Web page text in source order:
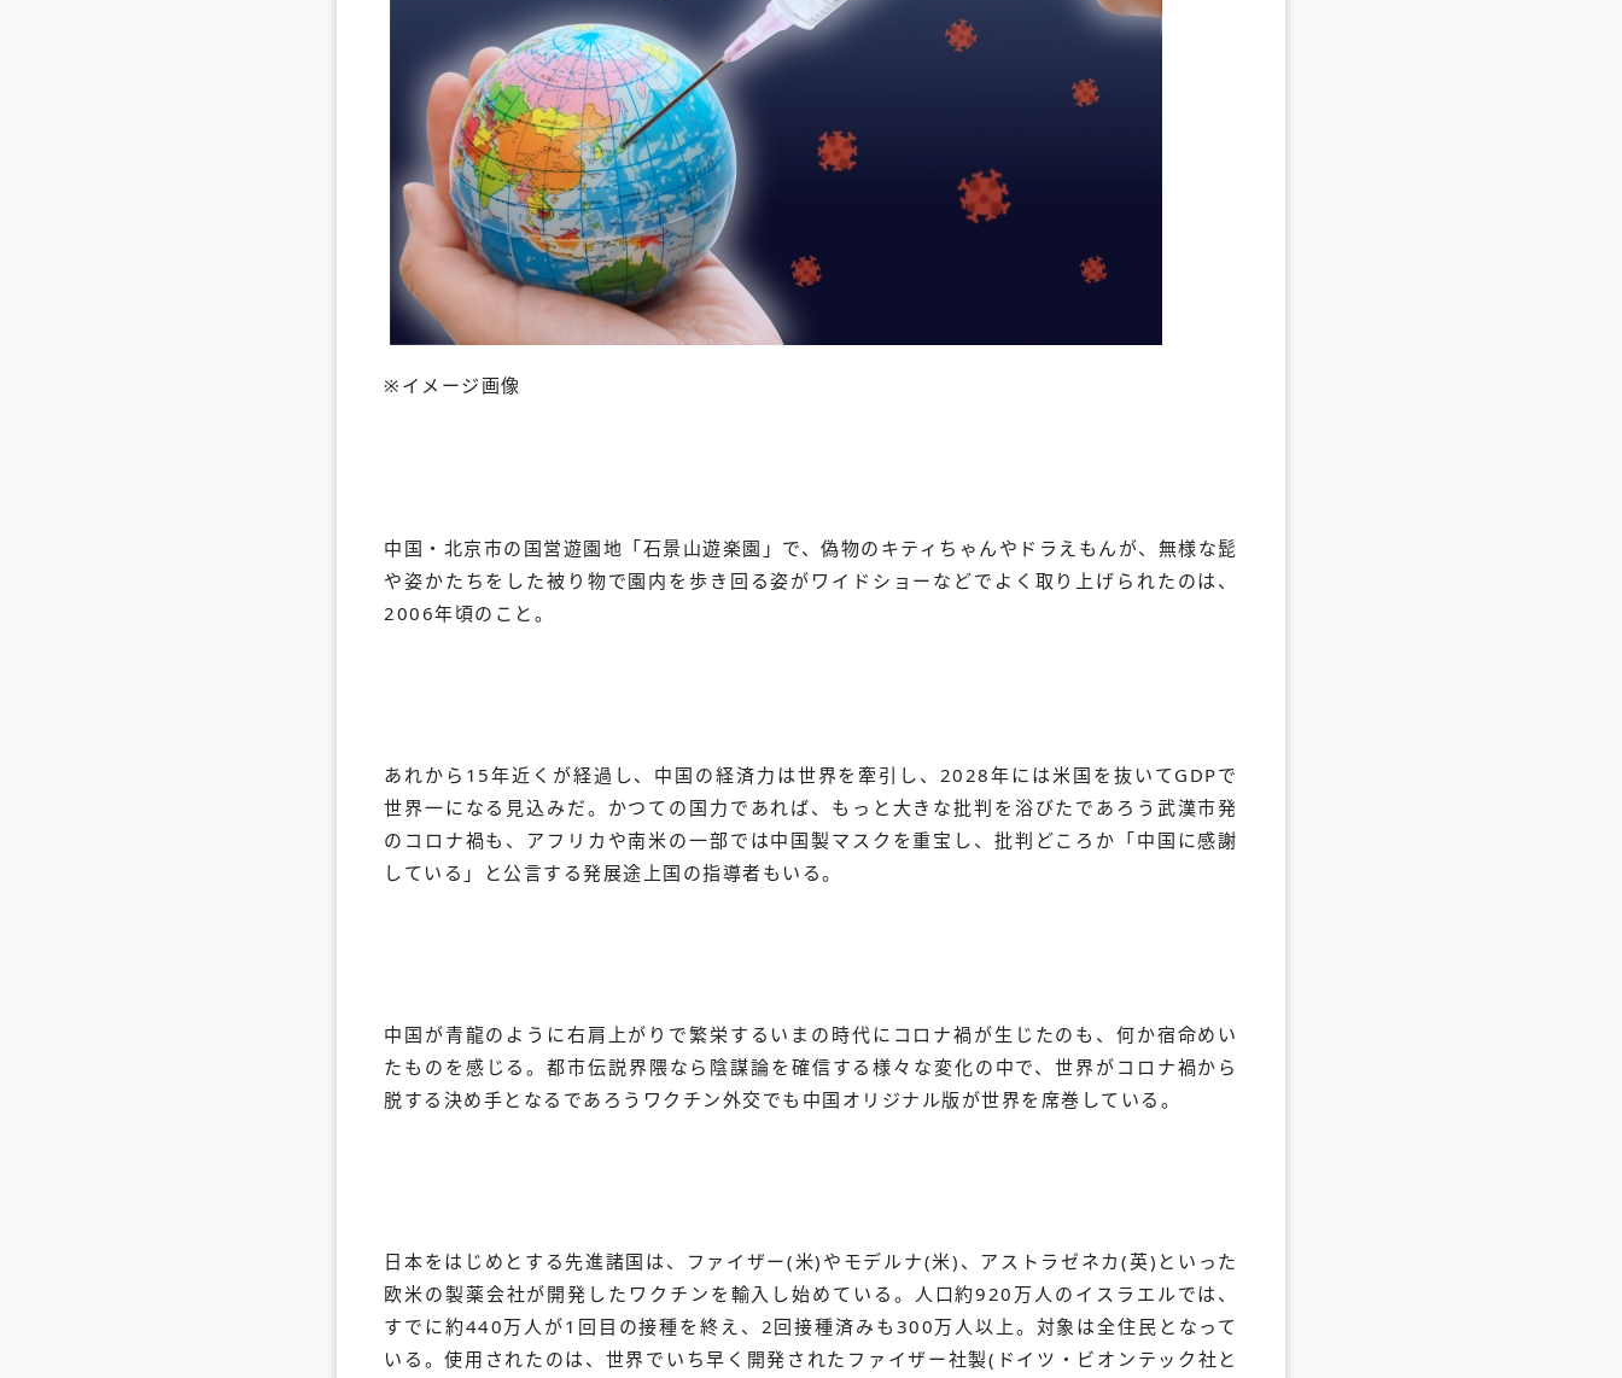
※イメージ画像
中国・北京市の国営遊園地「石景山遊楽園」で、偽物のキティちゃんやドラえもんが、無様な髭
や姿かたちをした被り物で園内を歩き回る姿がワイドショーなどでよく取り上げられたのは、
2006年頃のこと。
あれから15年近くが経過し、中国の経済力は世界を牽引し、2028年には米国を抜いてGDPで
世界一になる見込みだ。かつての国力であれば、もっと大きな批判を浴びたであろう武漢市発
のコロナ禍も、アフリカや南米の一部では中国製マスクを重宝し、批判どころか「中国に感謝
している」と公言する発展途上国の指導者もいる。
中国が青龍のように右肩上がりで繁栄するいまの時代にコロナ禍が生じたのも、何か宿命めい
たものを感じる。都市伝説界隈なら陰謀論を確信する様々な変化の中で、世界がコロナ禍から
脱する決め手となるであろうワクチン外交でも中国オリジナル版が世界を席巻している。
日本をはじめとする先進諸国は、ファイザー(米)やモデルナ(米)、アストラゼネカ(英)といった
欧米の製薬会社が開発したワクチンを輸入し始めている。人口約920万人のイスラエルでは、
すでに約440万人が1回目の接種を終え、2回接種済みも300万人以上。対象は全住民となって
いる。使用されたのは、世界でいち早く開発されたファイザー社製(ドイツ・ビオンテック社と